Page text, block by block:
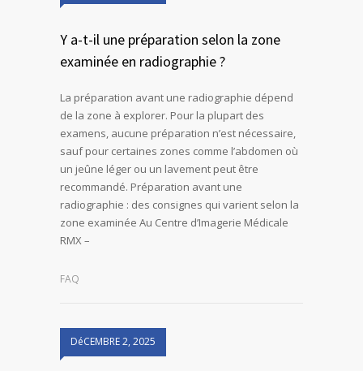
Y a-t-il une préparation selon la zone
examinée en radiographie ?
La préparation avant une radiographie dépend
de la zone à explorer. Pour la plupart des
examens, aucune préparation n’est nécessaire,
sauf pour certaines zones comme l’abdomen où
un jeûne léger ou un lavement peut être
recommandé. Préparation avant une
radiographie : des consignes qui varient selon la
zone examinée Au Centre d’Imagerie Médicale
RMX –
FAQ
DéCEMBRE 2, 2025